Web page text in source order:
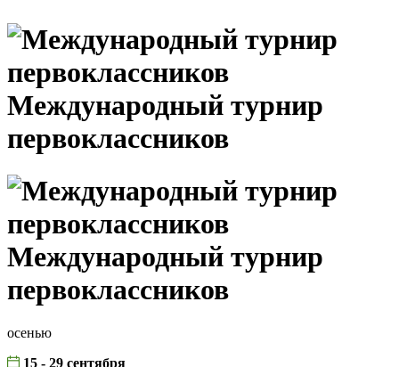
Международный турнир
первоклассников
Международный турнир
первоклассников
осенью
15 - 29 сентября